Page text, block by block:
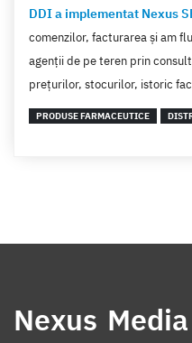
DDI a implementat Nexus
comenzilor, facturarea şi am
agenţii de pe teren prin
preţurilor, stocurilor, istoric
PRODUSE FARMACEUTICE
Nexus